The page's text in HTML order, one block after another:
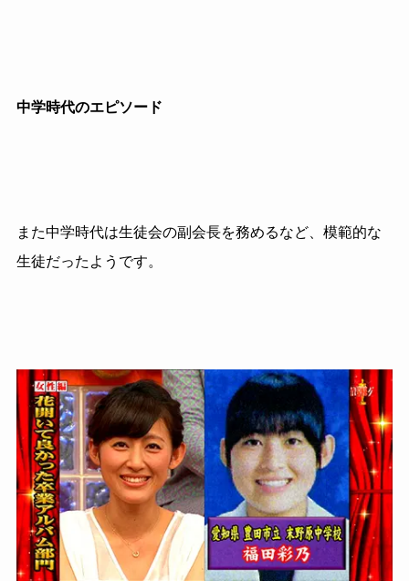
中学時代のエピソード
また中学時代は生徒会の副会長を務めるなど、模範的な
生徒だったようです。